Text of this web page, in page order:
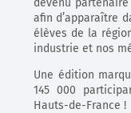
devenu
afin d’apparaître
élèves de la
industrie et nos
Une édition
145 000
Hauts-de-France !